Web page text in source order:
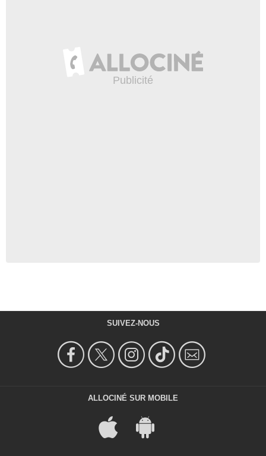
SUIVEZ-NOUS
ALLOCINÉ SUR MOBILE